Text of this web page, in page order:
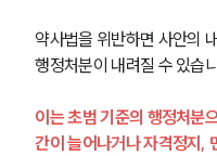
약사법을 위반하면 사안의
행정처분이 내려질 수 있습
이는 초범 기준의 행정처분
간이 늘어나거나 자격정지,